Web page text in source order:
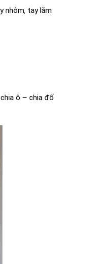
nhôm, tay lắm
ô – chia đố